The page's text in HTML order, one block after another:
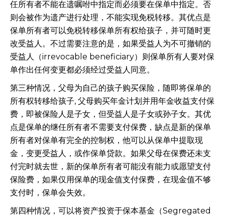
任所有者不能在遗嘱咐中指定而必须要在保单中指定。否
则会被作为遗产进行处理，不能实现免税转移。其优点是
保单所有者可以免税转移保单所有权给孩子，并可随时更
改受益人。不过需要注意的是，如果受益人为不可撤销的
受益人（irrevocable beneficiary）则保单所有人要对保
单作出任何变更都必须经过受益人同意。
第三种情况，父母为自己的孩子购买保险，随即将保单的
所有权转移给孩子, 父母购买年金计划并用年金收益支付保
费，即被保险人是子女，但受益人是子女或孙子女。其优
点是保单的继任所有者不需要支付保费，缺点是新的保单
所有者对保单有完全的控制权，他可以从保单中提取现
金，变更受益人，或作保单贷款。如果父母在保费还未支
付完时就去世，新的保单所有者可能没有能力或愿望支付
保险费，如果仅用保单的现金值支付保费，在现金值不够
支付时，保单会失效。
第四种情况，可以将资产投资于保本基金（Segregated